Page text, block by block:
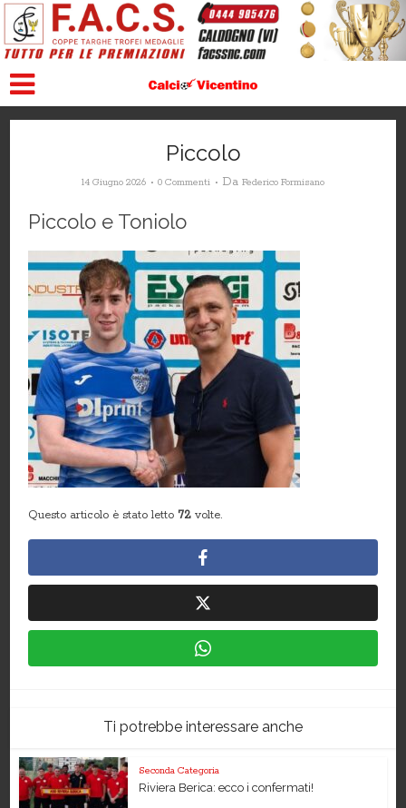
Piccolo
14 Giugno 2026 0 Commenti Da Federico Formisano
Piccolo e Toniolo
Questo articolo è stato letto 72 volte.
Ti potrebbe interessare anche
Seconda Categoria
Riviera Berica: ecco i confermati!